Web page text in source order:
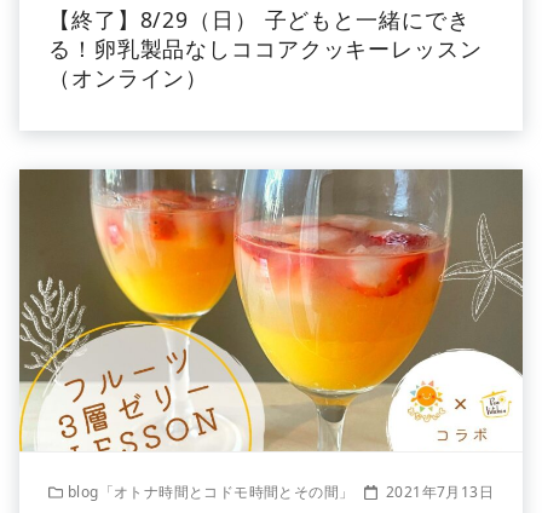
【終了】8/29（日） 子どもと一緒にでき
る！卵乳製品なしココアクッキーレッスン
（オンライン）
blog「オトナ時間とコドモ時間とその間」 2021年7月13日